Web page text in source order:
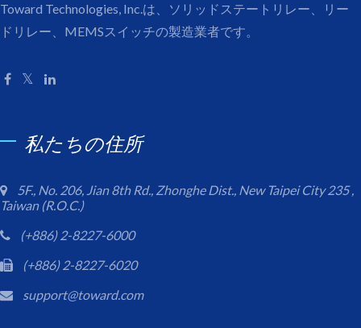
Toward Technologies, Inc.は、ソリッドステートリレー、リー
ドリレー、MEMSスイッチの製造業者です。
私たちの住所
5F., No. 206, Jian 8th Rd., Zhonghe Dist., New Taipei City 235 ,
Taiwan (R.O.C.)
(+886) 2-8227-6000
(+886) 2-8227-6020
support@toward.com